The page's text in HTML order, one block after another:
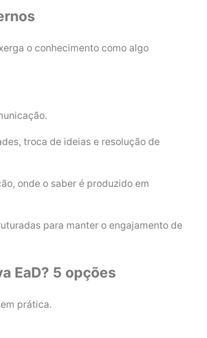
o conhecimento como algo
troca de ideias e resolução de
onde o saber é produzido em
para manter o engajamento de
EaD? 5 opções
prática.